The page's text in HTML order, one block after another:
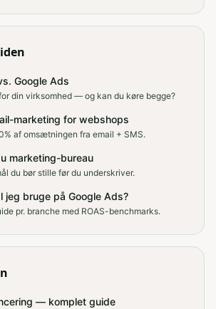
Google Ads
din virksomhed — og kan du køre begge?
marketing for webshops
af omsætningen fra email + SMS.
marketing-bureau
du bør stille før du underskriver.
jeg bruge på Google Ads?
pr. branche med ROAS-benchmarks.
— komplet guide